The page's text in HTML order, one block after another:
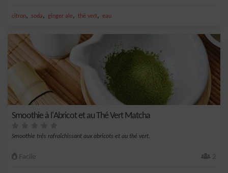
citron, soda, ginger ale, thé vert, eau
Smoothie à l'Abricot et au Thé Vert Matcha
Smoothie très rafraîchissant aux abricots et au thé vert.
Facile 2